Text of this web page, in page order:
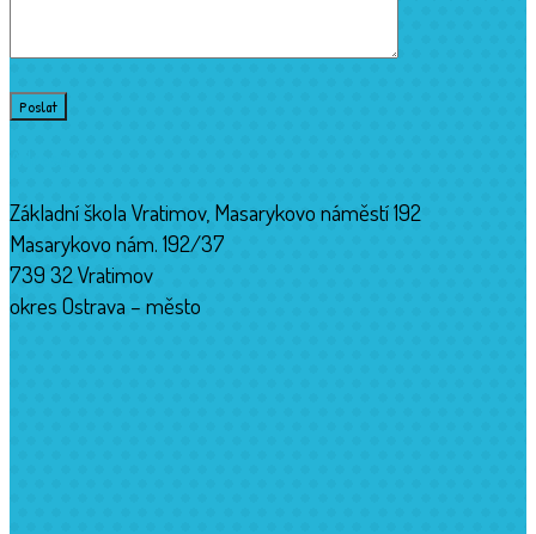
Základní škola Vratimov, Masarykovo náměstí 192
Masarykovo nám. 192/37
739 32 Vratimov
okres Ostrava – město